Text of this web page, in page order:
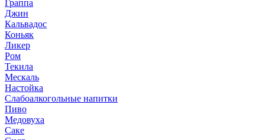
Граппа
Джин
Кальвадос
Коньяк
Ликер
Ром
Текила
Мескаль
Настойка
Слабоалкогольные напитки
Пиво
Медовуха
Саке